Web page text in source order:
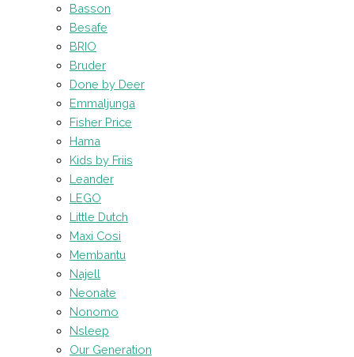
Basson
Besafe
BRIO
Bruder
Done by Deer
Emmaljunga
Fisher Price
Hama
Kids by Friis
Leander
LEGO
Little Dutch
Maxi Cosi
Membantu
Najell
Neonate
Nonomo
Nsleep
Our Generation